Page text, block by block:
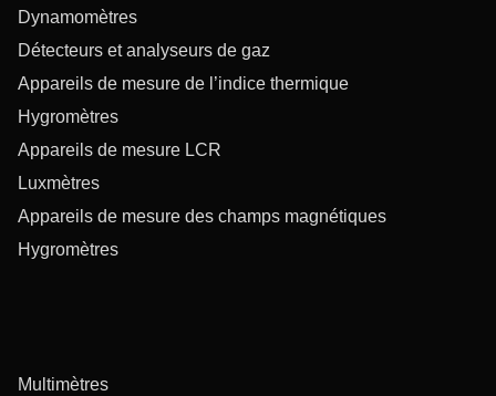
Dynamomètres
Détecteurs et analyseurs de gaz
Appareils de mesure de l’indice thermique
Hygromètres
Appareils de mesure LCR
Luxmètres
Appareils de mesure des champs magnétiques
Hygromètres
Multimètres